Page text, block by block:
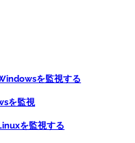
を監視する
を監視
を監視する